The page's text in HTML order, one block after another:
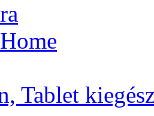
Tablet